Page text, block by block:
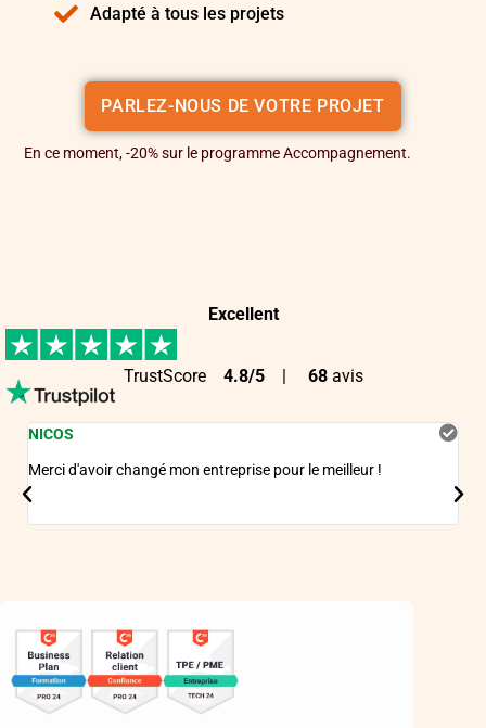
Adapté à tous les projets
PARLEZ-NOUS DE VOTRE PROJET
En ce moment, -20% sur le programme Accompagnement.
Excellent
TrustScore 4.8/5| 68avis
NICOS
Merci d'avoir changé mon entreprise pour le meilleur !